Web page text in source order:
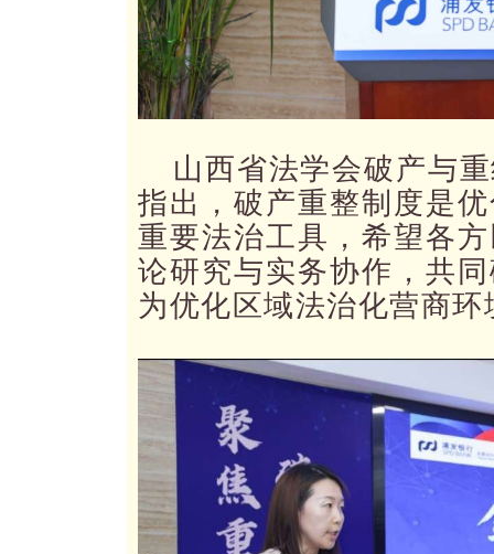
山西省法学会破产与
指出，破产重整制度是
重要法治工具，希望各
论研究与实务协作，共
为优化区域法治化营商